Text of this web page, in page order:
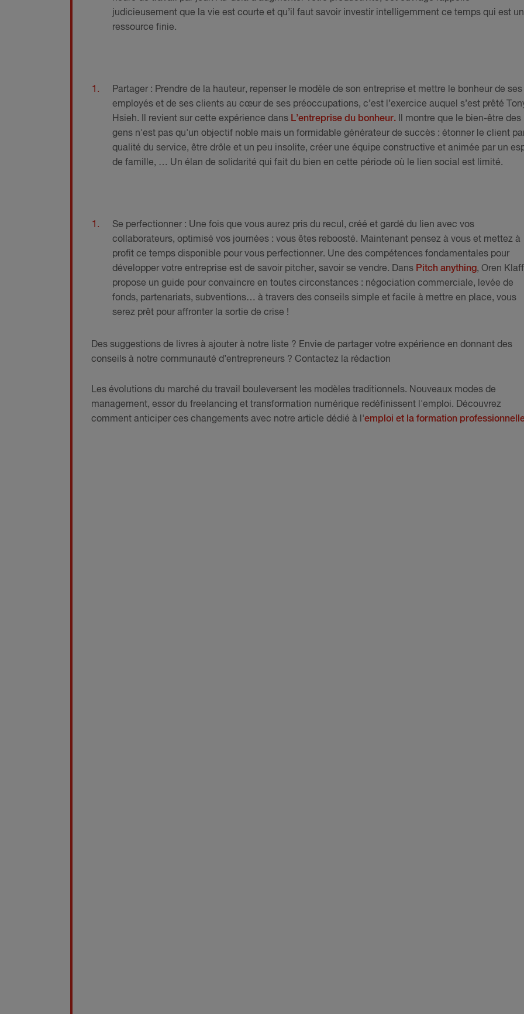
judicieusement que la vie est courte et qu’il faut savoir investir intelligemment ce temps qui est
ressource finie.
Partager : Prendre de la hauteur, repenser le modèle de son entreprise et mettre le bonheur de ses
employés et de ses clients au cœur de ses préoccupations, c’est l’exercice auquel s’est prêté
Hsieh. Il revient sur cette expérience dans L’entreprise du bonheur. Il montre que le bien-être des
gens n'est pas qu'un objectif noble mais un formidable générateur de succès : étonner le client
qualité du service, être drôle et un peu insolite, créer une équipe constructive et animée par un
de famille, … Un élan de solidarité qui fait du bien en cette période où le lien social est limité.
Se perfectionner : Une fois que vous aurez pris du recul, créé et gardé du lien avec vos
collaborateurs, optimisé vos journées : vous êtes reboosté. Maintenant pensez à vous et mettez à
profit ce temps disponible pour vous perfectionner. Une des compétences fondamentales pour
développer votre entreprise est de savoir pitcher, savoir se vendre. Dans Pitch anything, Oren Klaff
propose un guide pour convaincre en toutes circonstances : négociation commerciale, levée de
fonds, partenariats, subventions… à travers des conseils simple et facile à mettre en place, vous
serez prêt pour affronter la sortie de crise !
Des suggestions de livres à ajouter à notre liste ? Envie de partager votre expérience en donnant des
conseils à notre communauté d’entrepreneurs ? Contactez la rédaction
Les évolutions du marché du travail bouleversent les modèles traditionnels. Nouveaux modes de
management, essor du freelancing et transformation numérique redéfinissent l'emploi. Découvrez
comment anticiper ces changements avec notre article dédié à l'emploi et la formation